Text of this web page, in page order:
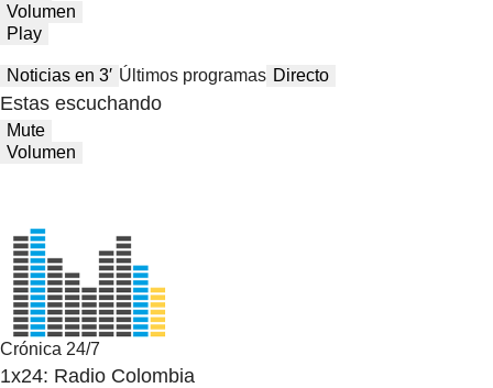
Volumen
Play
Noticias en 3′ Últimos programas Directo
Estas escuchando
Mute
Volumen
Crónica 24/7
1x24: Radio Colombia